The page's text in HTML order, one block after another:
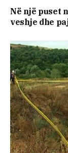
Në një puset
veshje dhe